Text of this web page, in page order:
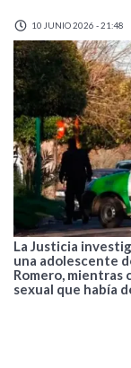
10 JUNIO 2026 - 21:48
La Justicia
una adolescente
Romero, mientras
sexual que había